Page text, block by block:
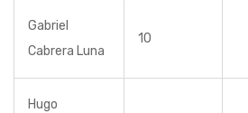
Gabriel
Cabrera Luna
10
Hugo